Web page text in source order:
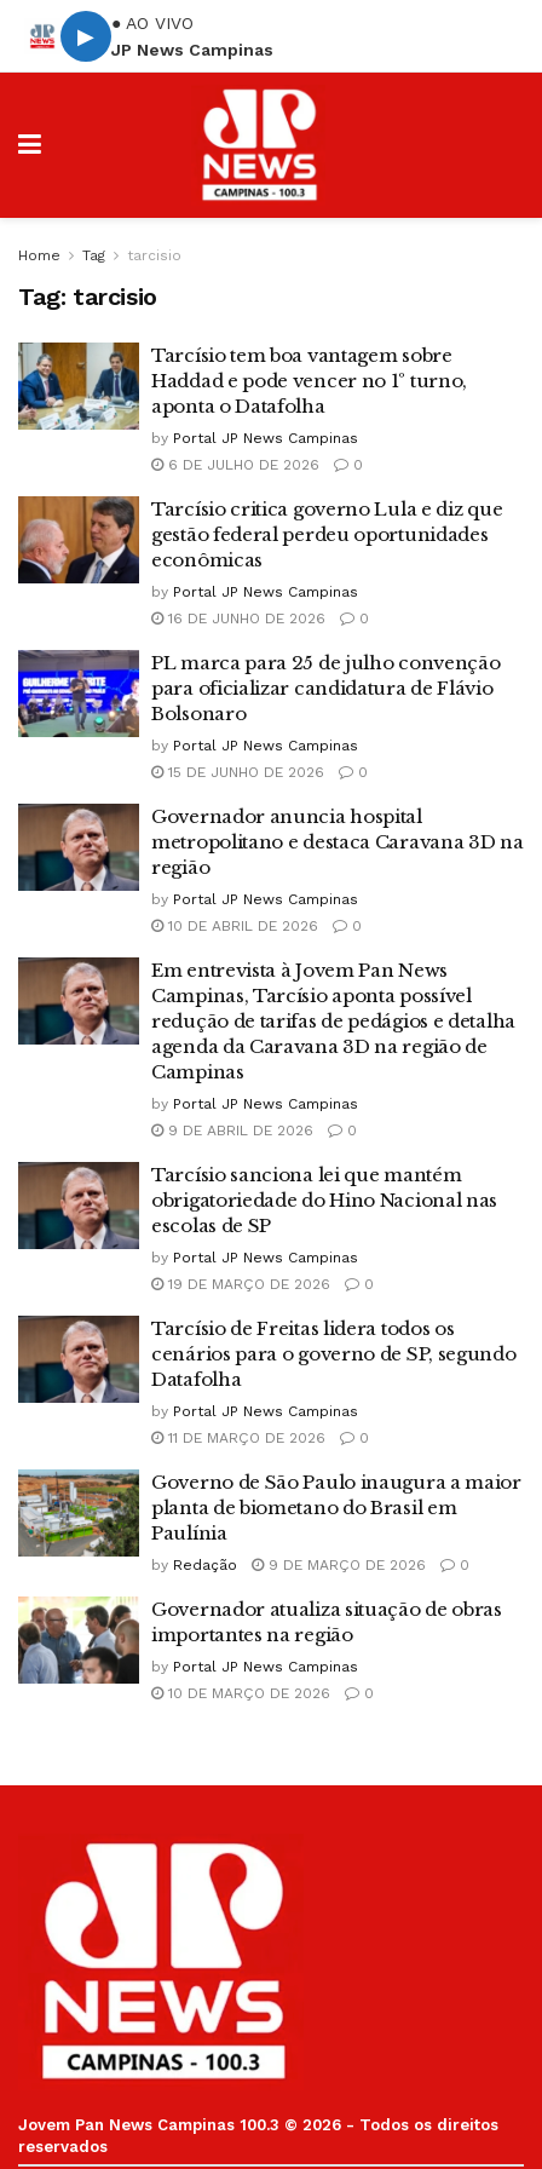
▶
● AO VIVO
JP News Campinas
Home Tag tarcisio
Tag: tarcisio
Tarcísio tem boa vantagem sobre
Haddad e pode vencer no 1º turno,
aponta o Datafolha
by Portal JP News Campinas
6 DE JULHO DE 2026
0
Tarcísio critica governo Lula e diz que
gestão federal perdeu oportunidades
econômicas
by Portal JP News Campinas
16 DE JUNHO DE 2026
0
PL marca para 25 de julho convenção
para oficializar candidatura de Flávio
Bolsonaro
by Portal JP News Campinas
15 DE JUNHO DE 2026
0
Governador anuncia hospital
metropolitano e destaca Caravana 3D na
região
by Portal JP News Campinas
10 DE ABRIL DE 2026
0
Em entrevista à Jovem Pan News
Campinas, Tarcísio aponta possível
redução de tarifas de pedágios e detalha
agenda da Caravana 3D na região de
Campinas
by Portal JP News Campinas
9 DE ABRIL DE 2026
0
Tarcísio sanciona lei que mantém
obrigatoriedade do Hino Nacional nas
escolas de SP
by Portal JP News Campinas
19 DE MARÇO DE 2026
0
Tarcísio de Freitas lidera todos os
cenários para o governo de SP, segundo
Datafolha
by Portal JP News Campinas
11 DE MARÇO DE 2026
0
Governo de São Paulo inaugura a maior
planta de biometano do Brasil em
Paulínia
by Redação 9 DE MARÇO DE 2026 0
Governador atualiza situação de obras
importantes na região
by Portal JP News Campinas
10 DE MARÇO DE 2026
0
Jovem Pan News Campinas 100.3 © 2026 - Todos os direitos
reservados